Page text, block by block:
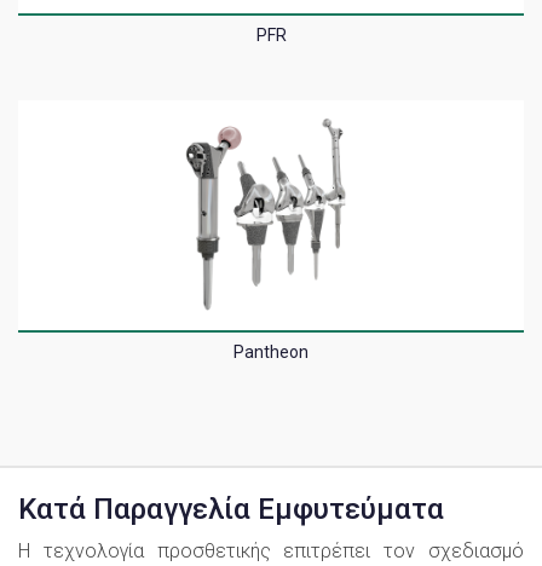
PFR
Pantheon
Κατά Παραγγελία Εμφυτεύματα
Η τεχνολογία προσθετικής επιτρέπει τον σχεδιασμό